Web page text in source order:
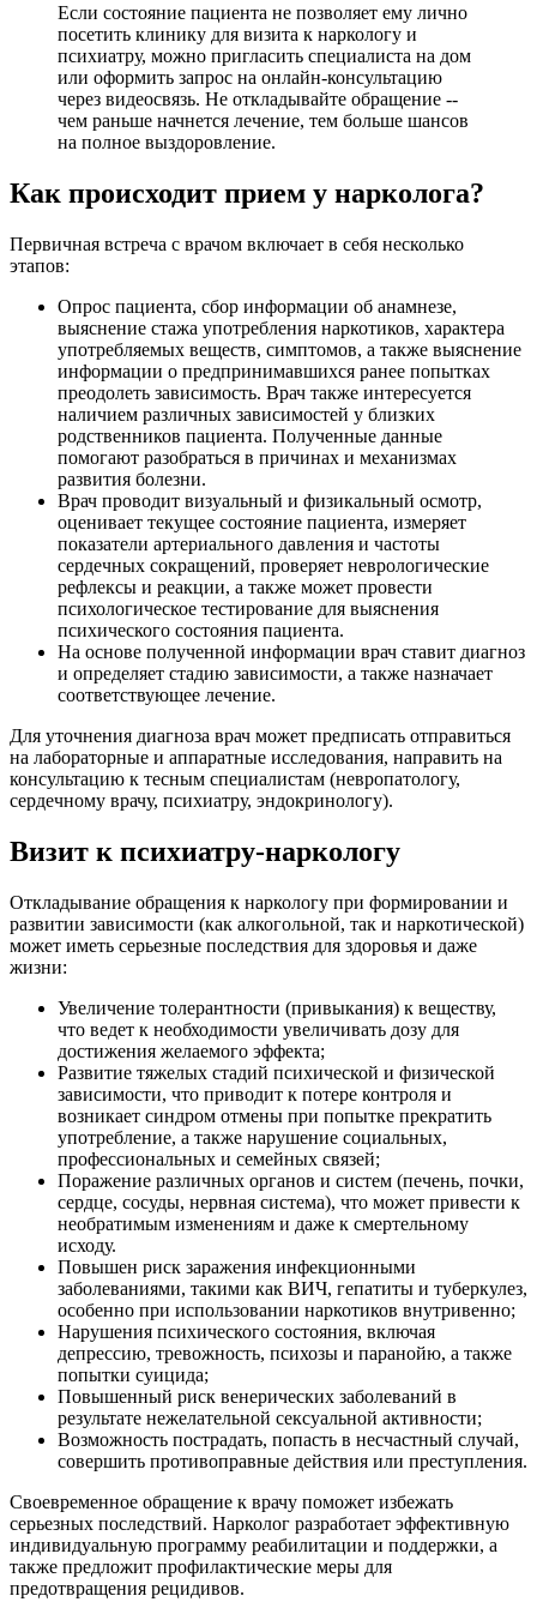
Если состояние пациента не позволяет ему лично
посетить клинику для визита к наркологу и
психиатру, можно пригласить специалиста на дом
или оформить запрос на онлайн-консультацию
через видеосвязь. Не откладывайте обращение --
чем раньше начнется лечение, тем больше шансов
на полное выздоровление.
Как происходит прием у нарколога?
Первичная встреча с врачом включает в себя несколько
этапов:
Опрос пациента, сбор информации об анамнезе,
выяснение стажа употребления наркотиков, характера
употребляемых веществ, симптомов, а также выяснение
информации о предпринимавшихся ранее попытках
преодолеть зависимость. Врач также интересуется
наличием различных зависимостей у близких
родственников пациента. Полученные данные
помогают разобраться в причинах и механизмах
развития болезни.
Врач проводит визуальный и физикальный осмотр,
оценивает текущее состояние пациента, измеряет
показатели артериального давления и частоты
сердечных сокращений, проверяет неврологические
рефлексы и реакции, а также может провести
психологическое тестирование для выяснения
психического состояния пациента.
На основе полученной информации врач ставит диагноз
и определяет стадию зависимости, а также назначает
соответствующее лечение.
Для уточнения диагноза врач может предписать отправиться
на лабораторные и аппаратные исследования, направить на
консультацию к тесным специалистам (невропатологу,
сердечному врачу, психиатру, эндокринологу).
Визит к психиатру-наркологу
Откладывание обращения к наркологу при формировании и
развитии зависимости (как алкогольной, так и наркотической)
может иметь серьезные последствия для здоровья и даже
жизни:
Увеличение толерантности (привыкания) к веществу,
что ведет к необходимости увеличивать дозу для
достижения желаемого эффекта;
Развитие тяжелых стадий психической и физической
зависимости, что приводит к потере контроля и
возникает синдром отмены при попытке прекратить
употребление, а также нарушение социальных,
профессиональных и семейных связей;
Поражение различных органов и систем (печень, почки,
сердце, сосуды, нервная система), что может привести к
необратимым изменениям и даже к смертельному
исходу.
Повышен риск заражения инфекционными
заболеваниями, такими как ВИЧ, гепатиты и туберкулез,
особенно при использовании наркотиков внутривенно;
Нарушения психического состояния, включая
депрессию, тревожность, психозы и паранойю, а также
попытки суицида;
Повышенный риск венерических заболеваний в
результате нежелательной сексуальной активности;
Возможность пострадать, попасть в несчастный случай,
совершить противоправные действия или преступления.
Своевременное обращение к врачу поможет избежать
серьезных последствий. Нарколог разработает эффективную
индивидуальную программу реабилитации и поддержки, а
также предложит профилактические меры для
предотвращения рецидивов.